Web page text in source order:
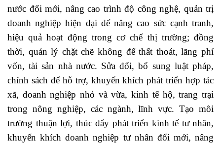
nước đổi mới, nâng cao trình độ công nghệ, quản trị
doanh nghiệp hiện đại để nâng cao sức cạnh tranh,
hiệu quả hoạt động trong cơ chế thị trường; đồng
thời, quản lý chặt chẽ không để thất thoát, lãng phí
vốn, tài sản nhà nước. Sửa đổi, bổ sung luật pháp,
chính sách để hỗ trợ, khuyến khích phát triển hợp tác
xã, doanh nghiệp nhỏ và vừa, kinh tế hộ, trang trại
trong nông nghiệp, các ngành, lĩnh vực. Tạo môi
trường thuận lợi, thúc đẩy phát triển kinh tế tư nhân,
khuyến khích doanh nghiệp tư nhân đổi mới, nâng